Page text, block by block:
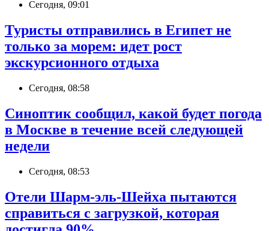
Сегодня, 09:01
Туристы отправились в Египет не
только за морем: идет рост
экскурсионного отдыха
Сегодня, 08:58
Синоптик сообщил, какой будет погода
в Москве в течение всей следующей
недели
Сегодня, 08:53
Отели Шарм-эль-Шейха пытаются
справиться с загрузкой, которая